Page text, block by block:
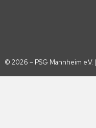
© 2026 – PSG Mannheim e.V. |